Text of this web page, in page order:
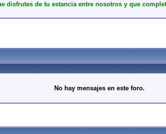
disfrutes de tu estancia entre nosotros y que
No hay mensajes en este foro.